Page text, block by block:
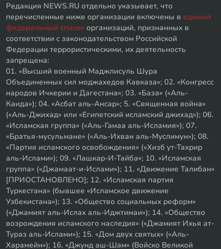
Редакция NEWS.RU отдельно указывает, что
перечисленные ниже организации включены в единый
федеральный список организаций, признанных в
соответствии с законодательством Российской
Федерации террористическими, их деятельность
запрещена:
01. «Высший военный Маджлисуль Шура
Объединенных сил моджахедов Кавказа»; 02. «Конгресс
народов Ичкерии и Дагестана»; 03. «База» («Аль-
Каида»); 04. «Асбат аль-Ансар»; 5. «Священная война»
(«Аль-Джихад» или «Египетский исламский джихад»); 06.
«Исламская группа» («Аль-Гамаа аль-Исламия»); 07.
«Братья-мусульмане» («Аль-Ихван аль-Муслимун»); 08.
«Партия исламского освобождения» («Хизб ут-Тахрир
аль-Ислами»); 09. «Лашкар-И-Тайба»; 10. «Исламская
группа» («Джамаат-и-Ислами»); 11. «Движение Талибан»
[ПРИОСТАНОВЛЕНО]; 12. «Исламская партия
Туркестана» (бывшее «Исламское движение
Узбекистана»); 13. «Общество социальных реформ»
(«Джамият аль-Ислах аль-Иджтимаи»); 14. «Общество
возрождения исламского наследия» («Джамият Ихья ат-
Тураз аль-Ислами»); 15. «Дом двух святых» («Аль-
Харамейн»); 16. «Джунд аш-Шам» (Войско Великой